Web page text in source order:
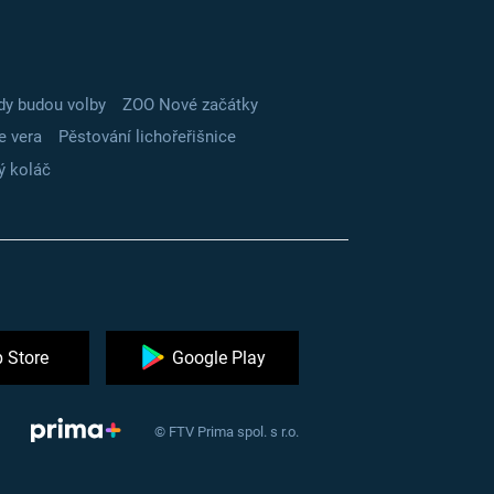
budou volby
ZOO Nové začátky
vera
Pěstování lichořeřišnice
koláč
Store Google Play
© FTV Prima spol. s r.o.